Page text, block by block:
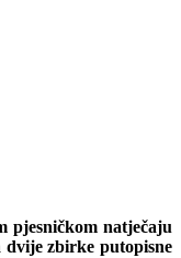
pjesničkom natječaju
dvije zbirke putopisne